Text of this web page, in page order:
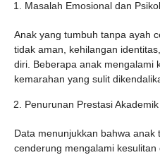
Masalah Emosional dan
Anak yang tumbuh tanpa ayah
tidak aman, kehilangan
diri. Beberapa anak mengalami
kemarahan yang sulit
Penurunan Prestasi Akademik
Data menunjukkan bahwa anak
cenderung mengalami